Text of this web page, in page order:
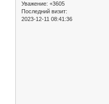
Уважение: +3605
Последний визит:
2023-12-11 08:41:36